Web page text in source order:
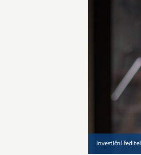
Investiční